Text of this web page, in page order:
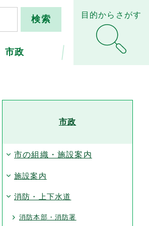
市政
目的からさがす
市政
市の組織・施設案内
施設案内
消防・上下水道
消防本部・消防署